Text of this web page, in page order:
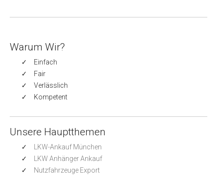
Warum Wir?
Einfach
Fair
Verlässlich
Kompetent
Unsere Hauptthemen
LKW-Ankauf München
LKW Anhänger Ankauf
Nutzfahrzeuge Export